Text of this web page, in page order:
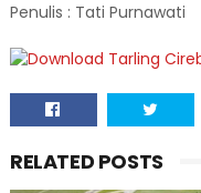
Penulis : Tati Purnawati
RELATED POSTS